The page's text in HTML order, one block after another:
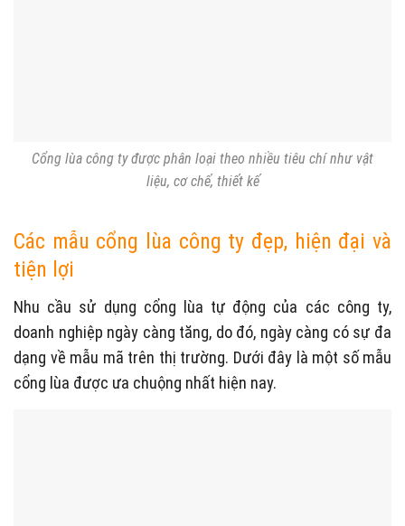
Cổng lùa công ty được phân loại theo nhiều tiêu chí như vật
liệu, cơ chế, thiết kế
Các mẫu cổng lùa công ty đẹp, hiện đại và
tiện lợi
Nhu cầu sử dụng cổng lùa tự động của các công ty,
doanh nghiệp ngày càng tăng, do đó, ngày càng có sự đa
dạng về mẫu mã trên thị trường. Dưới đây là một số mẫu
cổng lùa được ưa chuộng nhất hiện nay.